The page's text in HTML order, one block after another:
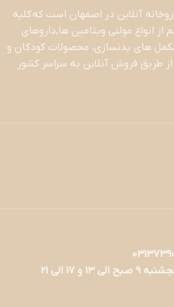
آنلاین در اصفهان است که کلیه
انواع مولتی ویتامین ها,داروهای
های بدنسازی، محصولات کودکان و
طریق فروش آنلاین به سراسر کشور
17 الی 21